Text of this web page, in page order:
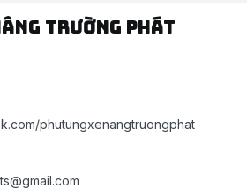
TRƯỜNG PHÁT
phutungxenangtruongphat